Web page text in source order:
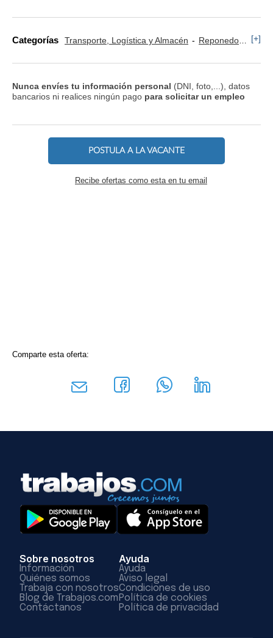
Categorías Transporte, Logística y Almacén Reponedor y Cajero [+]
Nunca envíes tu información personal (DNI, foto,...), datos
bancarios ni realices ningún pago para solicitar un empleo
POSTULA A LA VACANTE
Recibe ofertas como esta en tu email
Comparte esta oferta:
Sobre nosotros
Información
Quiénes somos
Trabaja con nosotros
Blog de Trabajos.com
Contáctanos
Ayuda
Ayuda
Aviso legal
Condiciones de uso
Política de cookies
Política de privacidad